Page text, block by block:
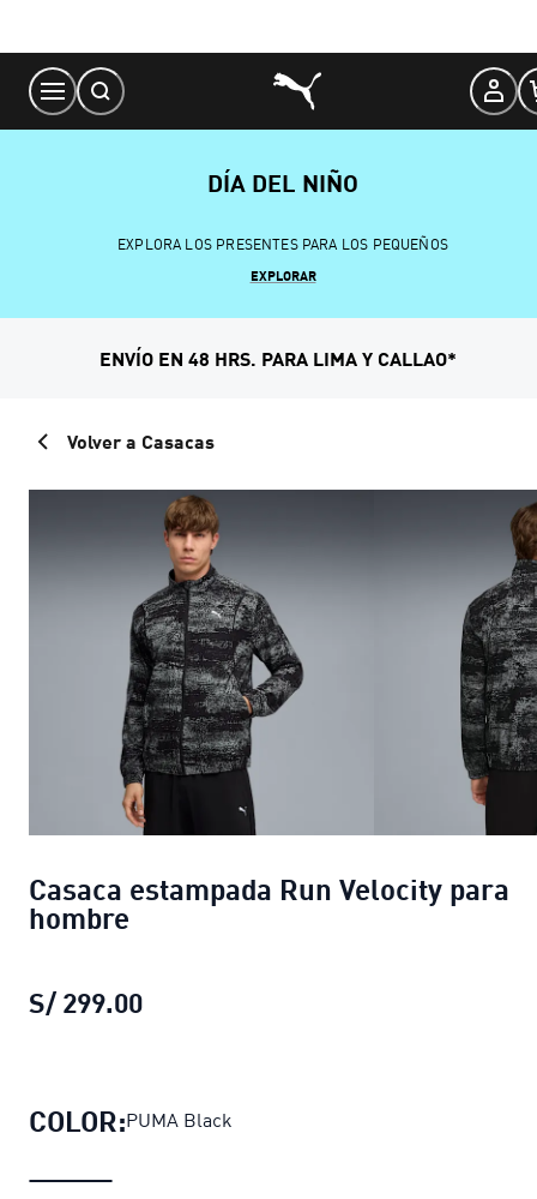
Content
DÍA DEL NIÑO
EXPLORA LOS PRESENTES PARA LOS PEQUEÑOS
EXPLORAR
ENVÍO EN 48 HRS. PARA LIMA Y CALLAO*
Volver a Casacas
Casaca estampada Run Velocity para
hombre
S/ 299.00
COLOR:PUMA Black